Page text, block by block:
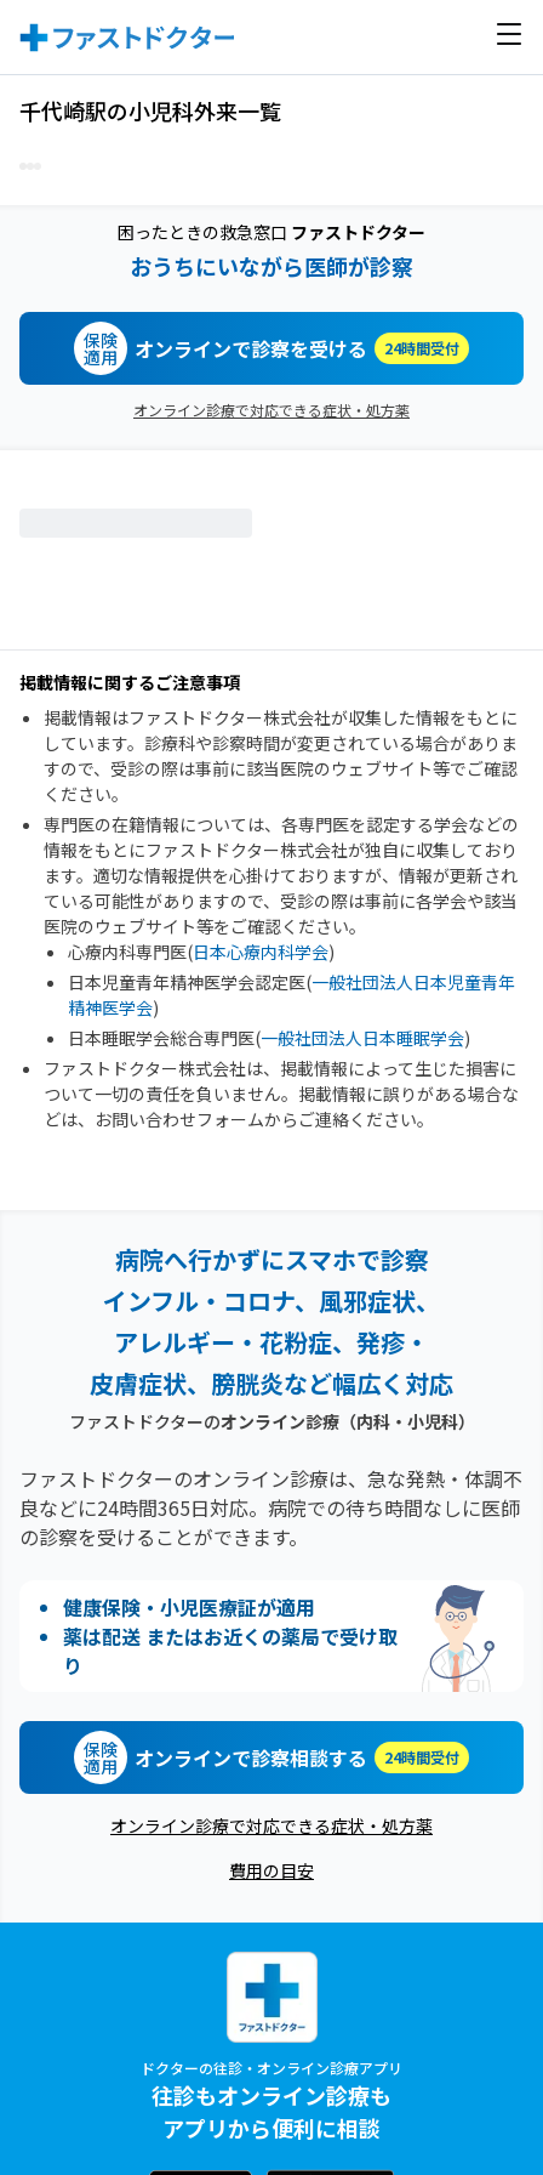
千代崎駅の小児科外来一覧
困ったときの救急窓口 ファストドクター
おうちにいながら医師が診察
保険
適用 オンラインで診察を受ける 24時間受付
オンライン診療で対応できる症状・処方薬
掲載情報に関するご注意事項
掲載情報はファストドクター株式会社が収集した情報をもとに
しています。診療科や診察時間が変更されている場合がありま
すので、受診の際は事前に該当医院のウェブサイト等でご確認
ください。
専門医の在籍情報については、各専門医を認定する学会などの
情報をもとにファストドクター株式会社が独自に収集しており
ます。適切な情報提供を心掛けておりますが、情報が更新され
ている可能性がありますので、受診の際は事前に各学会や該当
医院のウェブサイト等をご確認ください。
心療内科専門医(日本心療内科学会)
日本児童青年精神医学会認定医(一般社団法人日本児童青年
精神医学会)
日本睡眠学会総合専門医(一般社団法人日本睡眠学会)
ファストドクター株式会社は、掲載情報によって生じた損害に
ついて一切の責任を負いません。掲載情報に誤りがある場合な
どは、お問い合わせフォームからご連絡ください。
病院へ行かずにスマホで診察
インフル・コロナ、風邪症状、
アレルギー・花粉症、 発疹・
皮膚症状、膀胱炎など幅広く対応
ファストドクターのオンライン診療（内科・小児科）
ファストドクターのオンライン診療は、急な発熱・体調不
良などに24時間365日対応。 病院での待ち時間なしに医師
の診察を受けることができます。
健康保険・小児医療証が適用
薬は配送 またはお近くの薬局で受け取
り
保険
適用 オンラインで診察相談する 24時間受付
オンライン診療で対応できる症状・処方薬
費用の目安
ドクターの往診・オンライン診療アプリ
往診もオンライン診療も
アプリから便利に相談